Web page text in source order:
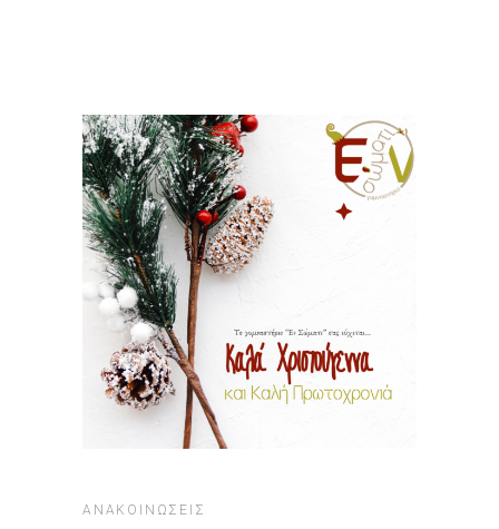
ΑΝΑΚΟΙΝΏΣΕΙΣ